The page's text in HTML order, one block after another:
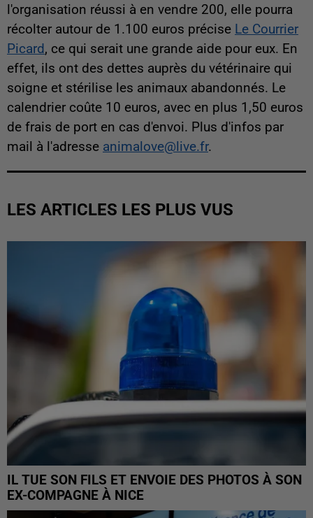
l'organisation réussi à en vendre 200, elle pourra
récolter autour de 1.100 euros précise Le Courrier
Picard, ce qui serait une grande aide pour eux. En
effet, ils ont des dettes auprès du vétérinaire qui
soigne et stérilise les animaux abandonnés. Le
calendrier coûte 10 euros, avec en plus 1,50 euros
de frais de port en cas d'envoi. Plus d'infos par
mail à l'adresse animalove@live.fr.
LES ARTICLES LES PLUS VUS
IL TUE SON FILS ET ENVOIE DES PHOTOS À SON
EX-COMPAGNE À NICE